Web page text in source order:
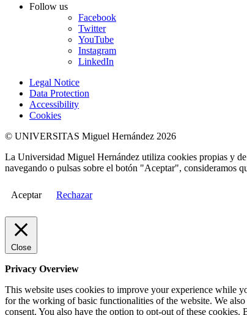
Follow us
Facebook
Twitter
YouTube
Instagram
LinkedIn
Legal Notice
Data Protection
Accessibility
Cookies
© UNIVERSITAS Miguel Hernández 2026
La Universidad Miguel Hernández utiliza cookies propias y
navegando o pulsas sobre el botón "Aceptar", consideramos
Aceptar Rechazar
Close
Privacy Overview
This website uses cookies to improve your experience while
for the working of basic functionalities of the website. We
consent. You also have the option to opt-out of these